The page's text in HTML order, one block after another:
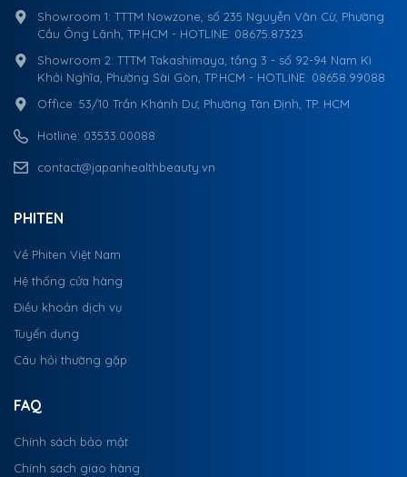
Showroom 1: TTTM Nowzone, số 235 Nguyễn Văn Cừ, Phường
Cầu Ông Lãnh, TP.HCM - HOTLINE: 08675.87323
Showroom 2: TTTM Takashimaya, tầng 3 - số 92-94 Nam Kì
Khởi Nghĩa, Phường Sài Gòn, TP.HCM - HOTLINE: 08658.99088
Office: 53/10 Trần Khánh Dư, Phường Tân Định, TP. HCM
Hotline: 03533.00088
contact@japanhealthbeauty.vn
PHITEN
Về Phiten Việt Nam
Hệ thống cửa hàng
Điều khoản dịch vụ
Tuyển dụng
Câu hỏi thường gặp
FAQ
Chính sách bảo mật
Chính sách giao hàng